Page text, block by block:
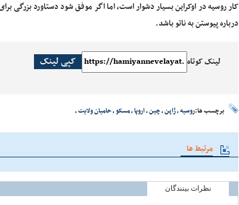
کار روسیه در اوکراین بسیار دشوار است، اما اگر موفق شود دستاورد
درباره پیوستن به ناتو باشد.
لینک کوتاه کپی لینک
برچسب ها:روسیه،ژاپن،چین،اروپا،مسکو،حامیان ولایت،
مرتبط ها
نظرات بینندگان